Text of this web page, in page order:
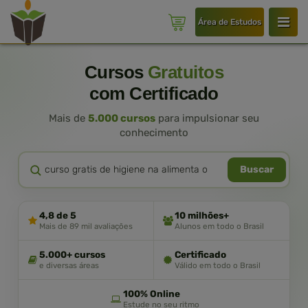
Área de Estudos
Cursos Gratuitos
com Certificado
Mais de 5.000 cursos para impulsionar seu
conhecimento
Buscar
4,8 de 5
Mais de 89 mil avaliações
10 milhões+
Alunos em todo o Brasil
5.000+ cursos
e diversas áreas
Certificado
Válido em todo o Brasil
100% Online
Estude no seu ritmo